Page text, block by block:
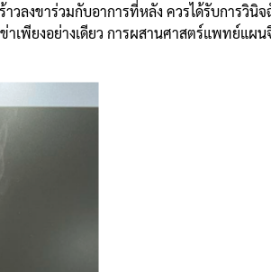
วลงขาร่วมกับอาการที่หลัง ควรได้รับการวิ
าเพียงอย่างเดียว การผสานศาสตร์แพทย์แ